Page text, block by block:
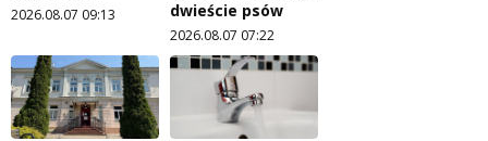
2026.08.07 09:13
dwieście psów
2026.08.07 07:22